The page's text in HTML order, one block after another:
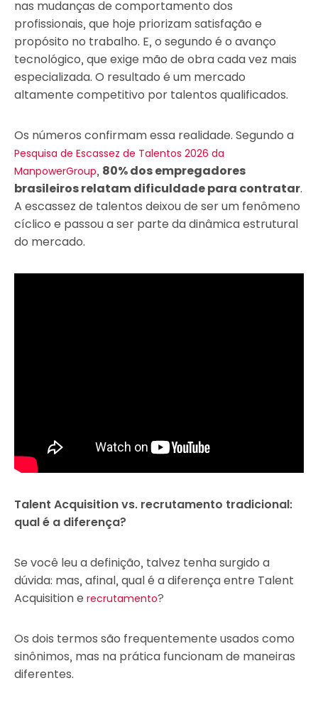
nas mudanças de comportamento dos
profissionais, que hoje priorizam satisfação e
propósito no trabalho. E, o segundo é o avanço
tecnológico, que exige mão de obra cada vez mais
especializada. O resultado é um mercado
altamente competitivo por talentos qualificados.
Os números confirmam essa realidade. Segundo a
Pesquisa de Escassez de Talentos 2026 da
ManpowerGroup, 80% dos empregadores
brasileiros relatam dificuldade para contratar.
A escassez de talentos deixou de ser um fenômeno
cíclico e passou a ser parte da dinâmica estrutural
do mercado.
Talent Acquisition vs. recrutamento tradicional:
qual é a diferença?
Se você leu a definição, talvez tenha surgido a
dúvida: mas, afinal, qual é a diferença entre Talent
Acquisition e recrutamento?
Os dois termos são frequentemente usados como
sinônimos, mas na prática funcionam de maneiras
diferentes.